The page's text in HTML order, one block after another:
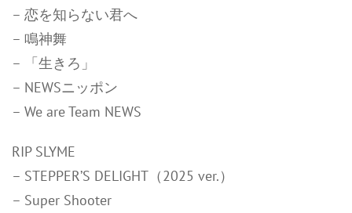
– 恋を知らない君へ
– 鳴神舞
– 「生きろ」
– NEWSニッポン
– We are Team NEWS
RIP SLYME
– STEPPER’S DELIGHT（2025 ver.）
– Super Shooter